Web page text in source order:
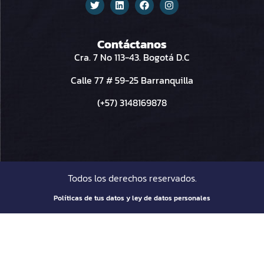
Contáctanos
Cra. 7 No 113-43. Bogotá D.C
Calle 77 # 59-25 Barranquilla
(+57) 3148169878
Todos los derechos reservados.
Políticas de tus datos y ley de datos personales